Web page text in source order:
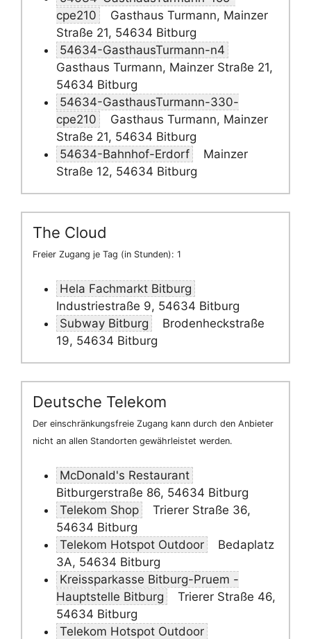
cpe210
Gasthaus Turmann, Mainzer
Straße 21, 54634 Bitburg
54634-GasthausTurmann-n4
Gasthaus Turmann, Mainzer Straße 21,
54634 Bitburg
54634-GasthausTurmann-330-
cpe210
Gasthaus Turmann, Mainzer
Straße 21, 54634 Bitburg
54634-Bahnhof-Erdorf
Mainzer
Straße 12, 54634 Bitburg
The Cloud
Freier Zugang je Tag (in Stunden): 1
Hela Fachmarkt Bitburg
Industriestraße 9, 54634 Bitburg
Subway Bitburg
Brodenheckstraße
19, 54634 Bitburg
Deutsche Telekom
Der einschränkungsfreie Zugang kann durch den Anbieter
nicht an allen Standorten gewährleistet werden.
McDonald's Restaurant
Bitburgerstraße 86, 54634 Bitburg
Telekom Shop
Trierer Straße 36,
54634 Bitburg
Telekom Hotspot Outdoor
Bedaplatz
3A, 54634 Bitburg
Kreissparkasse Bitburg-Pruem -
Hauptstelle Bitburg
Trierer Straße 46,
54634 Bitburg
Telekom Hotspot Outdoor